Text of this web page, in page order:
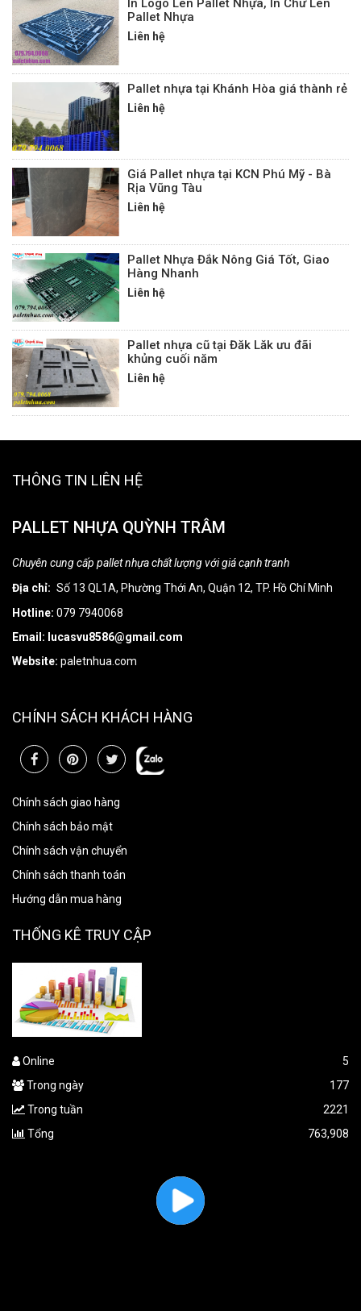
In Logo Lên Pallet Nhựa, In Chữ Lên
Pallet Nhựa
Liên hệ
Pallet nhựa tại Khánh Hòa giá thành rẻ
Liên hệ
Giá Pallet nhựa tại KCN Phú Mỹ - Bà
Rịa Vũng Tàu
Liên hệ
Pallet Nhựa Đắk Nông Giá Tốt, Giao
Hàng Nhanh
Liên hệ
Pallet nhựa cũ tại Đăk Lăk ưu đãi
khủng cuối năm
Liên hệ
THÔNG TIN LIÊN HỆ
PALLET NHỰA QUỲNH TRÂM
Chuyên cung cấp pallet nhựa chất lượng với giá cạnh tranh
Địa chỉ: Số 13 QL1A, Phường Thới An, Quận 12, TP. Hồ Chí Minh
Hotline: 079 7940068
Email: lucasvu8586@gmail.com
Website: paletnhua.com
CHÍNH SÁCH KHÁCH HÀNG
Chính sách giao hàng
Chính sách bảo mật
Chính sách vận chuyển
Chính sách thanh toán
Hướng dẫn mua hàng
THỐNG KÊ TRUY CẬP
Online
5
Trong ngày
177
Trong tuần
2221
Tổng
763,908